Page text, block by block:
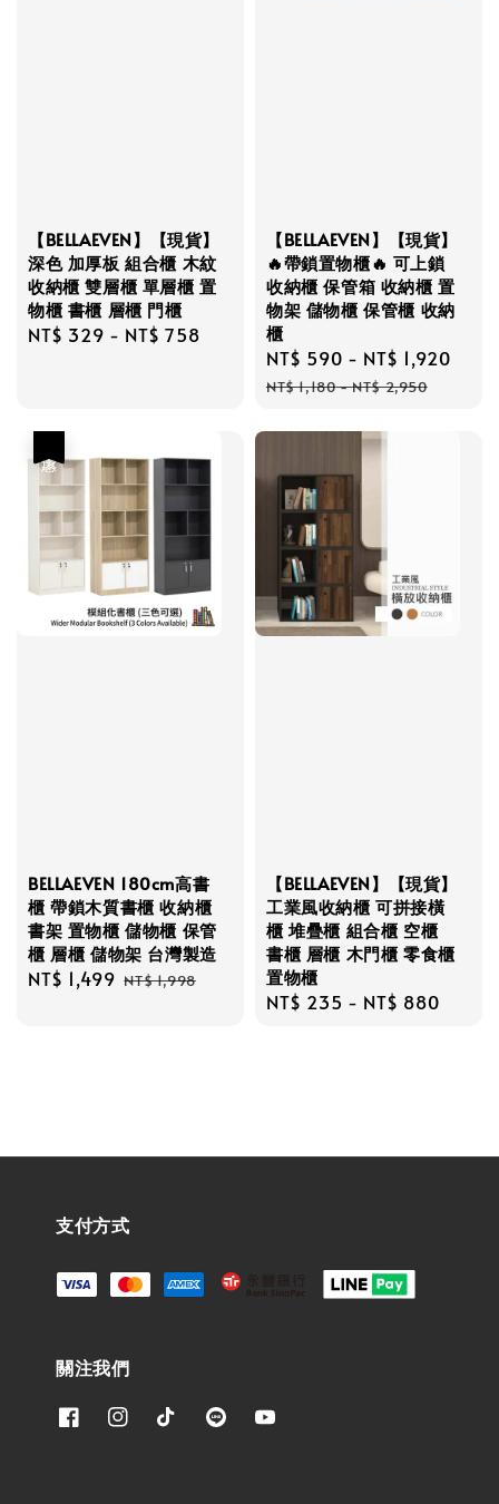
【BELLAEVEN】【現貨】
深色 加厚板 組合櫃 木紋
收納櫃 雙層櫃 單層櫃 置
物櫃 書櫃 層櫃 門櫃
Regular
NT$ 329 - NT$ 758
【BELLAEVEN】【現貨】
🔥帶鎖置物櫃🔥 可上鎖
收納櫃 保管箱 收納櫃 置
物架 儲物櫃 保管櫃 收納
櫃
Sale
price
NT$ 590 - NT$ 1,920
NT$ 1,180-NT$ 2,950
BELLAEVEN 180cm高書
櫃 帶鎖木質書櫃 收納櫃
書架 置物櫃 儲物櫃 保管
櫃 層櫃 儲物架 台灣製造
Sale
NT$ 1,499 Regular
NT$ 1,998
【BELLAEVEN】【現貨】
工業風收納櫃 可拼接橫
櫃 堆疊櫃 組合櫃 空櫃
書櫃 層櫃 木門櫃 零食櫃
置物櫃
Regular
NT$ 235 - NT$ 880
支付方式
關注我們